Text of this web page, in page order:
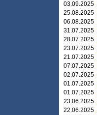
03.09.2025
25.08.2025
06.08.2025
31.07.2025
28.07.2025
23.07.2025
21.07.2025
07.07.2025
02.07.2025
01.07.2025
01.07.2025
23.06.2025
22.06.2025